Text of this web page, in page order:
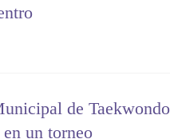
de Taekwondo
un torneo